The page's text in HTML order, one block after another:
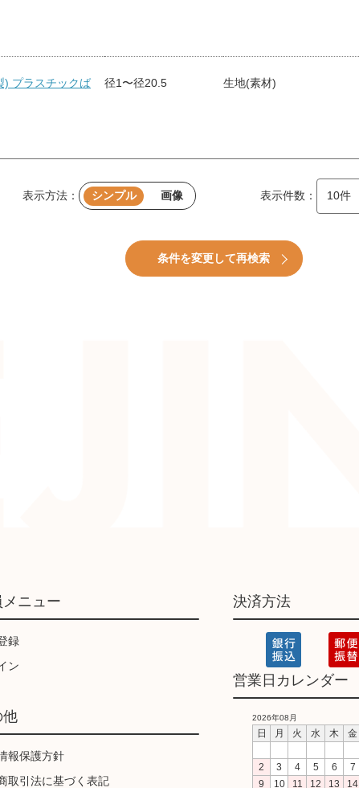
) プラスチックば
径1〜径20.5 生地(素材)
表示方法： シンプル 画像 表示件数：
条件を変更して再検索
ニュー
録
ン
他
報保護方針
取引法に基づく表記
決済方法
営業日カレンダー
2026年08月
日 月 火 水 木 金
2
3 4 5 6 7
9
10 11 12 13 14